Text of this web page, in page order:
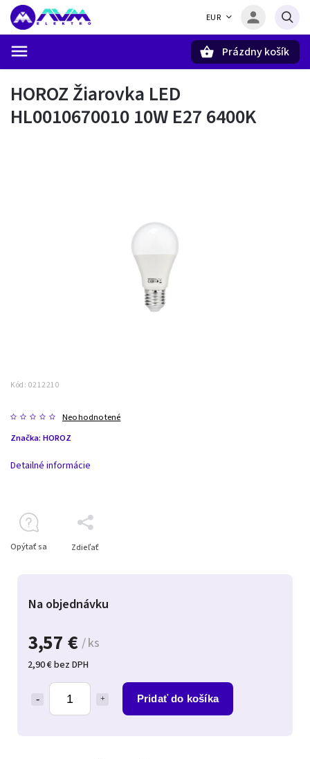
EUR
Prázdny košík
HOROZ Žiarovka LED
HL0010670010 10W E27 6400K
Kód: 0212210
Neohodnotené
Značka: HOROZ
3,57 € / ks
2,90 € bez DPH
Pridať do košíka
Na objednávku
Detailné informácie
Opýtať sa Zdieľať